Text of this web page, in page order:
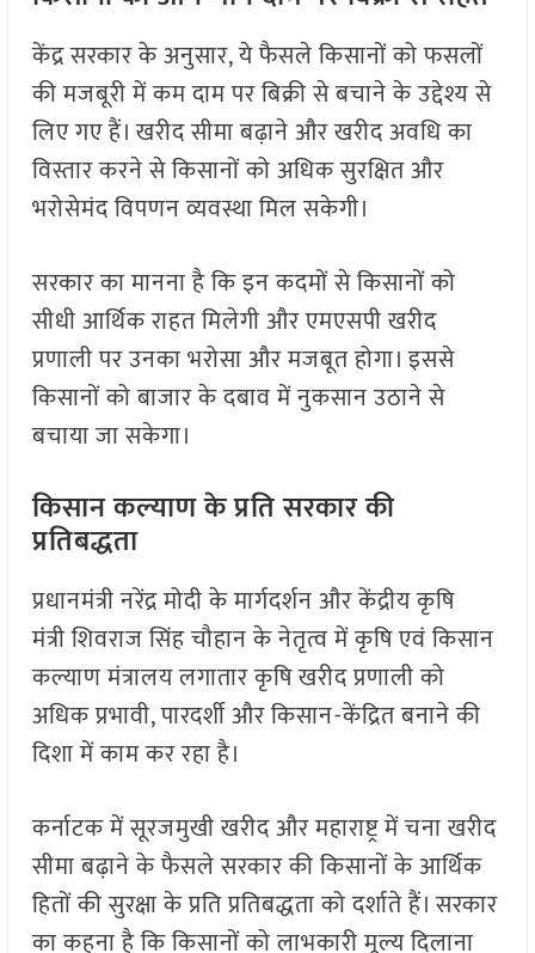
केंद्र सरकार के अनुसार, ये फैसले किसानों को फसलों
की मजबूरी में कम दाम पर बिक्री से बचाने के उद्देश्य से
लिए गए हैं। खरीद सीमा बढ़ाने और खरीद अवधि का
विस्तार करने से किसानों को अधिक सुरक्षित और
भरोसेमंद विपणन व्यवस्था मिल सकेगी।
सरकार का मानना है कि इन कदमों से किसानों को
सीधी आर्थिक राहत मिलेगी और एमएसपी खरीद
प्रणाली पर उनका भरोसा और मजबूत होगा। इससे
किसानों को बाजार के दबाव में नुकसान उठाने से
बचाया जा सकेगा।
किसान कल्याण के प्रति सरकार की
प्रतिबद्धता
प्रधानमंत्री नरेंद्र मोदी के मार्गदर्शन और केंद्रीय कृषि
मंत्री शिवराज सिंह चौहान के नेतृत्व में कृषि एवं किसान
कल्याण मंत्रालय लगातार कृषि खरीद प्रणाली को
अधिक प्रभावी, पारदर्शी और किसान-केंद्रित बनाने की
दिशा में काम कर रहा है।
कर्नाटक में सूरजमुखी खरीद और महाराष्ट्र में चना खरीद
सीमा बढ़ाने के फैसले सरकार की किसानों के आर्थिक
हितों की सुरक्षा के प्रति प्रतिबद्धता को दर्शाते हैं। सरकार
का कहना है कि किसानों को लाभकारी मूल्य दिलाना